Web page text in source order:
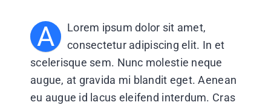
A
Lorem ipsum dolor sit amet,
consectetur adipiscing elit. In et
scelerisque sem. Nunc molestie neque
augue, at gravida mi blandit eget. Aenean
eu augue id lacus eleifend interdum. Cras